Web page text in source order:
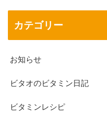
カテゴリー
お知らせ
ビタオのビタミン日記
ビタミンレシピ